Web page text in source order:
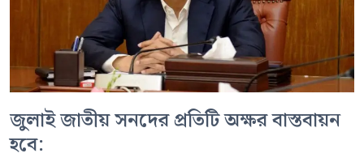
জুলাই জাতীয় সনদের প্রতিটি অক্ষর বাস্তবায়ন
হবে: